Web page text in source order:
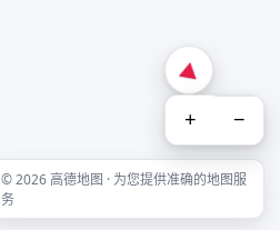
+ −
© 2026 高德地图 · 为您提供准确的地图服
务